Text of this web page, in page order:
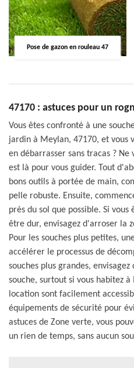
Pose de gazon en rouleau 47
47170 : astuces pour un
Vous êtes confronté à une
jardin à Meylan, 47170, et vous
en débarrasser sans tracas ?
est là pour vous guider. Tout
bons outils à portée de main,
pelle robuste. Ensuite,
près du sol que possible. Si
être dur, envisagez d'arroser la
Pour les souches plus petites,
accélérer le processus de
souches plus grandes,
souche, surtout si vous habitez
location sont facilement
équipements de sécurité pour
astuces de Zone verte, vous
un rien de temps, sans aucun